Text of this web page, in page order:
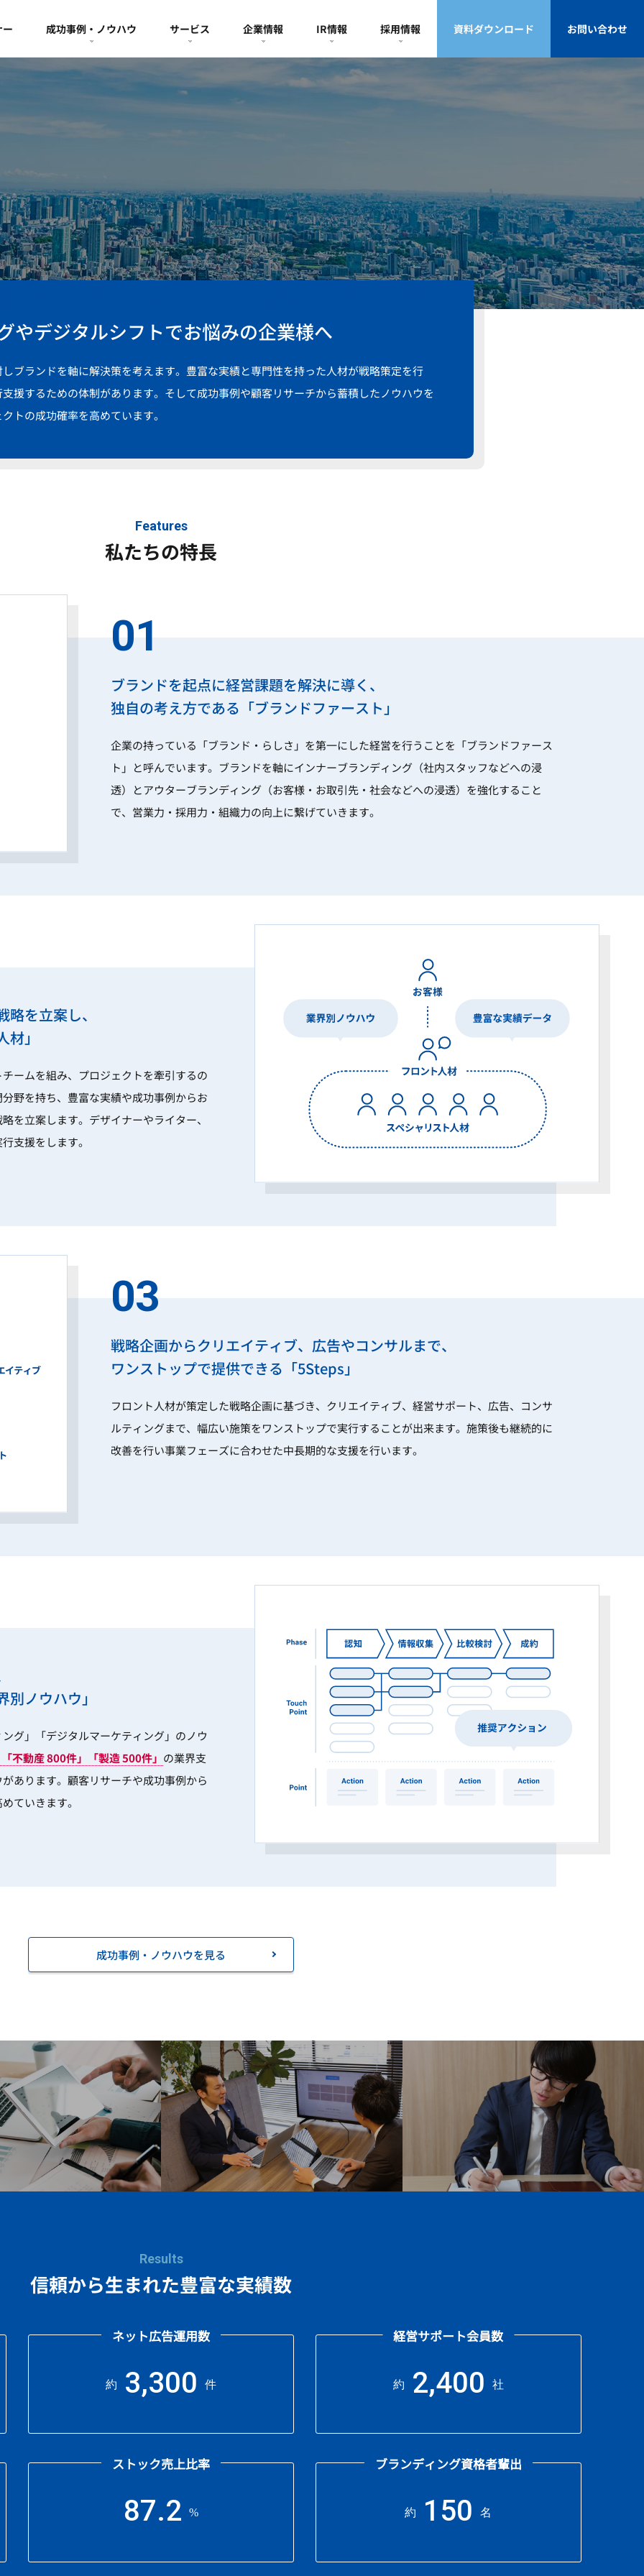
成功事例・ノウハウ サービス 企業情報 IR情報 採用情報 資料ダウンロード お問い合わせ
やデジタルシフトでお悩みの企業様へ
ブランドを軸に解決策を考えます。豊富な実績と専門性を持った人材が戦略策定を行
援するための体制があります。そして成功事例や顧客リサーチから蓄積したノウハウを
トの成功確率を高めています。
Features
私たちの特長
01
ブランドを起点に経営課題を解決に導く、
独自の考え方である「ブランドファースト」
企業の持っている「ブランド・らしさ」を第一にした経営を行うことを「ブランドファース
ト」と呼んでいます。ブランドを軸にインナーブランディング（社内スタッフなどへの浸
透）とアウターブランディング（お客様・お取引先・社会などへの浸透）を強化すること
で、営業力・採用力・組織力の向上に繋げていきます。
を立案し、
」
ームを組み、プロジェクトを牽引するの
野を持ち、豊富な実績や成功事例からお
を立案します。デザイナーやライター、
支援をします。
03
戦略企画からクリエイティブ、広告やコンサルまで、
ワンストップで提供できる「5Steps」
フロント人材が策定した戦略企画に基づき、クリエイティブ、経営サポート、広告、コンサ
ルティングまで、幅広い施策をワンストップで実行することが出来ます。施策後も継続的に
改善を行い事業フェーズに合わせた中長期的な支援を行います。
ノウハウ」
グ」「デジタルマーケティング」のノウ
不動産 800件」「製造 500件」 の業界支
あります。顧客リサーチや成功事例から
ていきます。
成功事例・ノウハウを見る
Results
信頼から生まれた豊富な実績数
ネット広告運用数
約 3,300 件
経営サポート会員数
約 2,400 社
ストック売上比率
87.2 %
ブランディング資格者輩出
約 150名